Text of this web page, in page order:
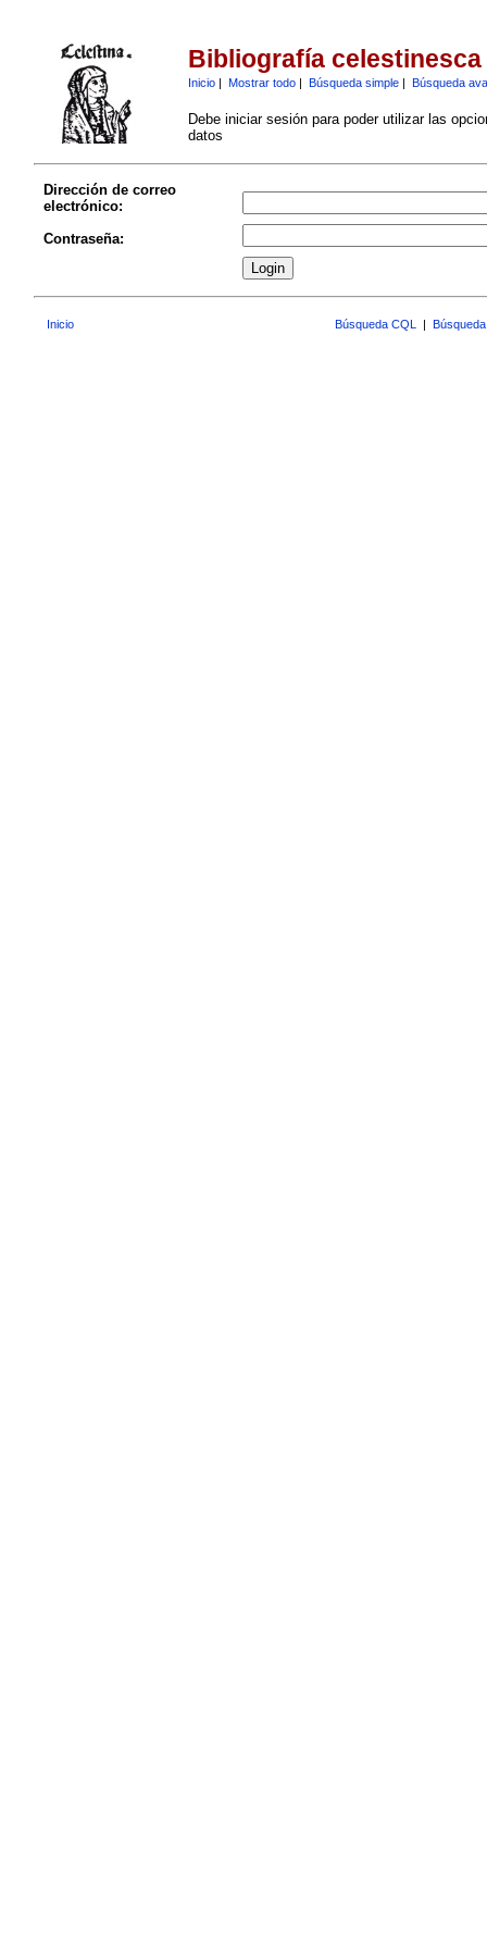
Bibliografía celestinesca
Inicio| Mostrar todo| Búsqueda simple| Búsqueda
Debe iniciar sesión para poder utilizar las
datos
Dirección de correo
electrónico:
Contraseña:
Inicio Búsqueda CQL |